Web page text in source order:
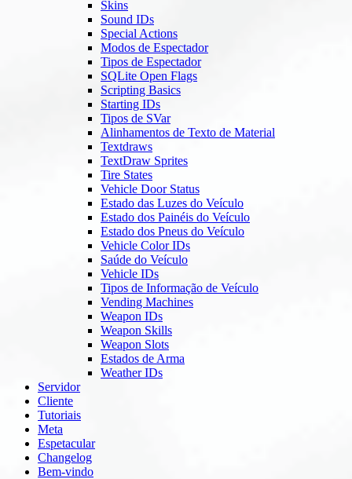
Skins
Sound IDs
Special Actions
Modos de Espectador
Tipos de Espectador
SQLite Open Flags
Scripting Basics
Starting IDs
Tipos de SVar
Alinhamentos de Texto de Material
Textdraws
TextDraw Sprites
Tire States
Vehicle Door Status
Estado das Luzes do Veículo
Estado dos Painéis do Veículo
Estado dos Pneus do Veículo
Vehicle Color IDs
Saúde do Veículo
Vehicle IDs
Tipos de Informação de Veículo
Vending Machines
Weapon IDs
Weapon Skills
Weapon Slots
Estados de Arma
Weather IDs
Servidor
Cliente
Tutoriais
Meta
Espetacular
Changelog
Bem-vindo